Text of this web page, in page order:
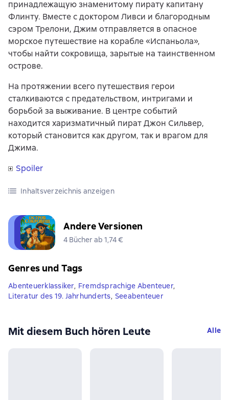
принадлежащую знаменитому пирату капитану
Флинту. Вместе с доктором Ливси и благородным
сэром Трелони, Джим отправляется в опасное
морское путешествие на корабле «Испаньола»,
чтобы найти сокровища, зарытые на таинственном
острове.
На протяжении всего путешествия герои
сталкиваются с предательством, интригами и
борьбой за выживание. В центре событий
находится харизматичный пират Джон Сильвер,
который становится как другом, так и врагом для
Джима.
Spoiler
Inhaltsverzeichnis anzeigen
Andere Versionen
4 Bücher ab 1,74 €
Genres und Tags
Abenteuerklassiker, Fremdsprachige Abenteuer,
Literatur des 19. Jahrhunderts, Seeabenteuer
Mit diesem Buch hören Leute Alle